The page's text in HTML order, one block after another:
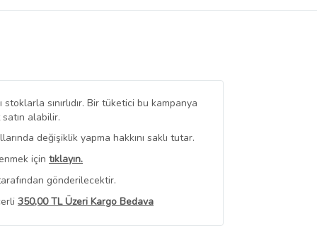
stoklarla sınırlıdır. Bir tüketici bu kampanya
alabilir.
değişiklik yapma hakkını saklı tutar.
için tıklayın.
gönderilecektir.
350,00 TL Üzeri Kargo Bedava